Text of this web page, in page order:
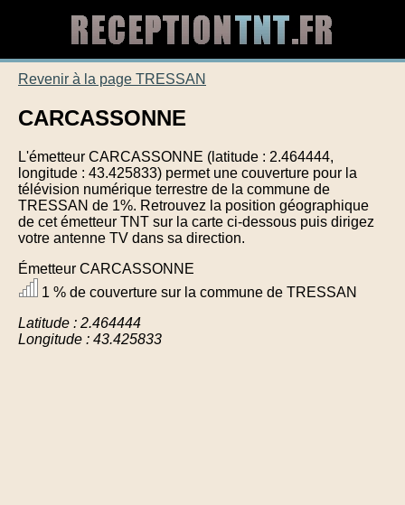
Revenir à la page TRESSAN
CARCASSONNE
L'émetteur CARCASSONNE (latitude : 2.464444,
longitude : 43.425833) permet une couverture pour la
télévision numérique terrestre de la commune de
TRESSAN de 1%. Retrouvez la position géographique
de cet émetteur TNT sur la carte ci-dessous puis dirigez
votre antenne TV dans sa direction.
Émetteur CARCASSONNE
1 % de couverture sur la commune de TRESSAN
Latitude : 2.464444
Longitude : 43.425833